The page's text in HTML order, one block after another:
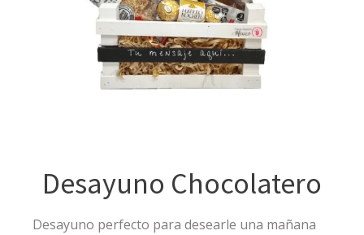
Desayuno Chocolatero
Desayuno perfecto para desearle una mañana